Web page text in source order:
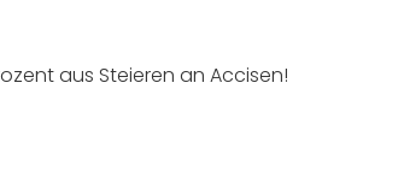
aus Steieren an Accisen!